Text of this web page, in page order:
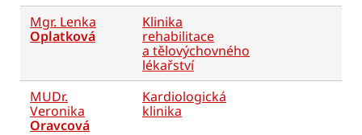
Mgr. Lenka
Oplatková
Klinika
rehabilitace
a tělovýchovného
lékařství
MUDr.
Veronika
Oravcová
Kardiologická
klinika